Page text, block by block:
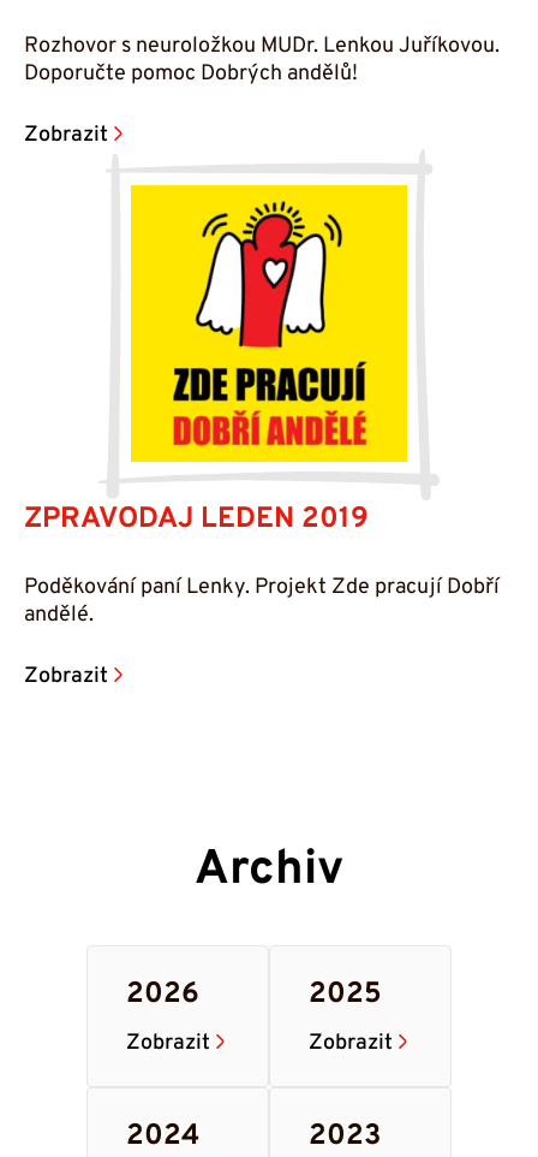
Rozhovor s neuroložkou MUDr. Lenkou Juříkovou.
Doporučte pomoc Dobrých andělů!
Zobrazit
ZPRAVODAJ LEDEN 2019
Poděkování paní Lenky. Projekt Zde pracují Dobří
andělé.
Zobrazit
Archiv
2026
Zobrazit
2025
Zobrazit
2024 2023